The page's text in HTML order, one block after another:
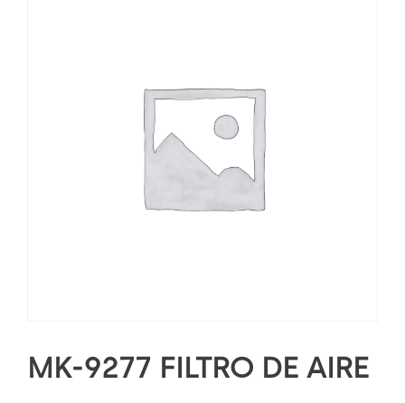
MK-9277 FILTRO DE AIRE